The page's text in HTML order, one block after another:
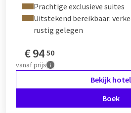
Prachtige exclusieve suites
Uitstekend bereikbaar:
rustig gelegen
€94 50
vanafprijs
Bekijk hotel
Boek